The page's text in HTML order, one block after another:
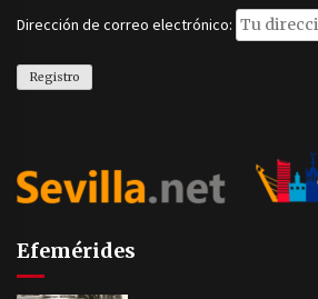
Dirección de correo electrónico:
Efemérides